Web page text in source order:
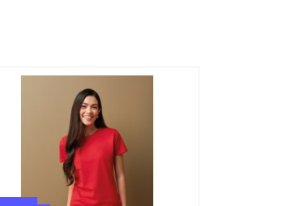
Синій
Бірюзовий